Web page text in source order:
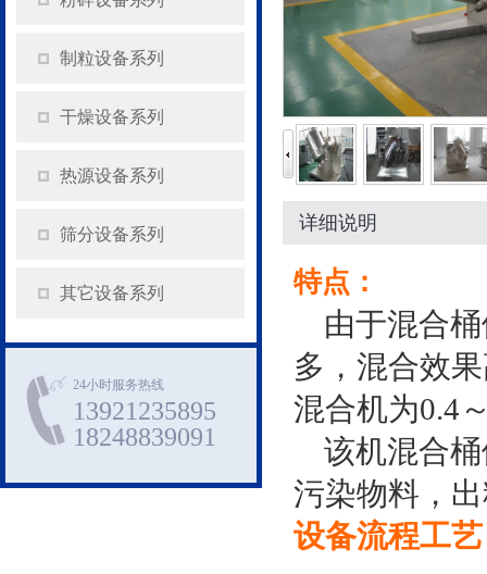
制粒设备系列
干燥设备系列
热源设备系列
筛分设备系列
其它设备系列
24小时服务热线
13921235895
18248839091
详细说明
特点：
由于混合
多，混合效
混合机为0.4
该机混合桶
污染物料，
设备流程工